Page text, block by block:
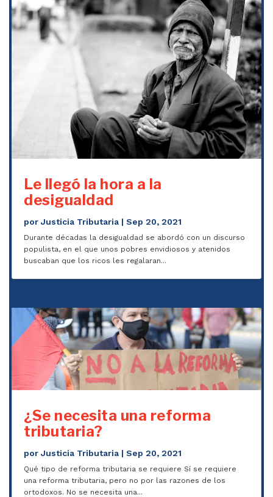
Le llegó la hora a la
desigualdad
porJusticia Tributaria |Sep 20, 2021
Durante décadas la desigualdad se abordó con un discurso
populista, en el que unos pobres envidiosos y atenidos
buscaban que los ricos les regalaran...
¿Se necesita una reforma
tributaria?
porJusticia Tributaria |Sep 20, 2021
Qué tipo de reforma tributaria se requiere Sí se requiere
una reforma tributaria, pero no por las razones de los
ortodoxos. No se necesita una...